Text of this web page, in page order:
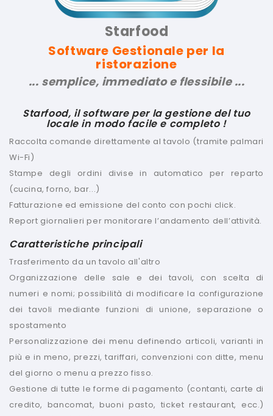
Starfood
Software Gestionale per la
ristorazione
... semplice, immediato e flessibile ...
Starfood, il software per la gestione del tuo
locale in modo facile e completo !
Raccolta comande direttamente al tavolo (tramite palmari
Wi-Fi)
Stampe degli ordini divise in automatico per reparto
(cucina, forno, bar...)
Fatturazione ed emissione del conto con pochi click.
Report giornalieri per monitorare l’andamento dell’attività.
Caratteristiche principali
Trasferimento da un tavolo all'altro
Organizzazione delle sale e dei tavoli, con scelta di
numeri e nomi; possibilità di modificare la configurazione
dei tavoli mediante funzioni di unione, separazione o
spostamento
Personalizzazione dei menu definendo articoli, varianti in
più e in meno, prezzi, tariffari, convenzioni con ditte, menu
del giorno o menu a prezzo fisso.
Gestione di tutte le forme di pagamento (contanti, carte di
credito, bancomat, buoni pasto, ticket restaurant, ecc.)